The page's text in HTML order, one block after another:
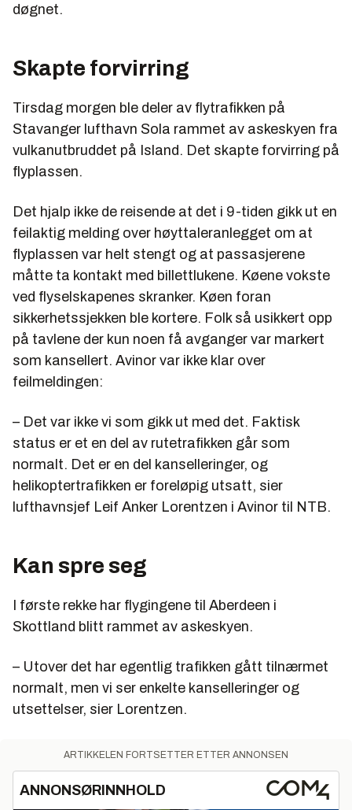
døgnet.
Skapte forvirring
Tirsdag morgen ble deler av flytrafikken på
Stavanger lufthavn Sola rammet av askeskyen fra
vulkanutbruddet på Island. Det skapte forvirring på
flyplassen.
Det hjalp ikke de reisende at det i 9-tiden gikk ut en
feilaktig melding over høyttaleranlegget om at
flyplassen var helt stengt og at passasjerene
måtte ta kontakt med billettlukene. Køene vokste
ved flyselskapenes skranker. Køen foran
sikkerhetssjekken ble kortere. Folk så usikkert opp
på tavlene der kun noen få avganger var markert
som kansellert. Avinor var ikke klar over
feilmeldingen:
– Det var ikke vi som gikk ut med det. Faktisk
status er et en del av rutetrafikken går som
normalt. Det er en del kanselleringer, og
helikoptertrafikken er foreløpig utsatt, sier
lufthavnsjef Leif Anker Lorentzen i Avinor til NTB.
Kan spre seg
I første rekke har flygingene til Aberdeen i
Skottland blitt rammet av askeskyen.
– Utover det har egentlig trafikken gått tilnærmet
normalt, men vi ser enkelte kanselleringer og
utsettelser, sier Lorentzen.
ARTIKKELEN FORTSETTER ETTER ANNONSEN
ANNONSØRINNHOLD